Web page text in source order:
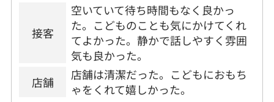
接客
空いていて待ち時間もなく良かっ
た。こどものことも気にかけてくれ
てよかった。静かで話しやすく雰囲
気も良かった。
店舗
店舗は清潔だった。こどもにおもち
ゃをくれて嬉しかった。